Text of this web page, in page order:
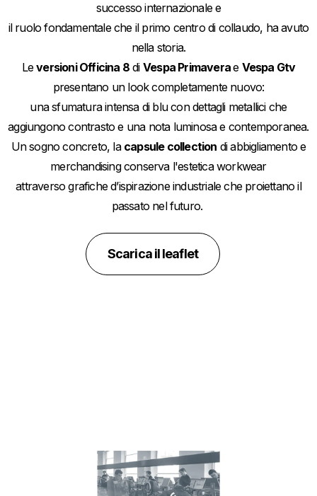
successo internazionale e
il ruolo fondamentale che il primo centro di collaudo, ha avuto
nella storia.
Leversioni Officina 8 di Vespa Primaverae Vespa Gtv
presentano un look completamente nuovo:
una sfumatura intensa di blu con dettagli metallici che
aggiungono contrasto e una nota luminosa e contemporanea.
Un sogno concreto, la capsule collection di abbigliamento e
merchandising conserva l'estetica workwear
attraverso grafiche d’ispirazione industriale che proiettano il
passato nel futuro.
Scarica il leaflet